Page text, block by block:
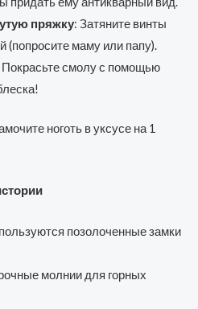
пряжку: Затяните винты
(попросите маму или папу).
Покрасьте смолу с помощью
ноготь в уксусе на 1
позолоченные замки
молнии для горных